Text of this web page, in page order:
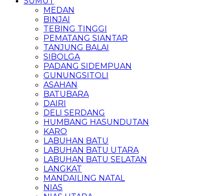
MEDAN
BINJAI
TEBING TINGGI
PEMATANG SIANTAR
TANJUNG BALAI
SIBOLGA
PADANG SIDEMPUAN
GUNUNGSITOLI
ASAHAN
BATUBARA
DAIRI
DELI SERDANG
HUMBANG HASUNDUTAN
KARO
LABUHAN BATU
LABUHAN BATU UTARA
LABUHAN BATU SELATAN
LANGKAT
MANDAILING NATAL
NIAS